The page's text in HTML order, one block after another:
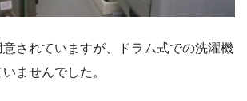
されていますが、ドラム式での洗濯機
いませんでした。